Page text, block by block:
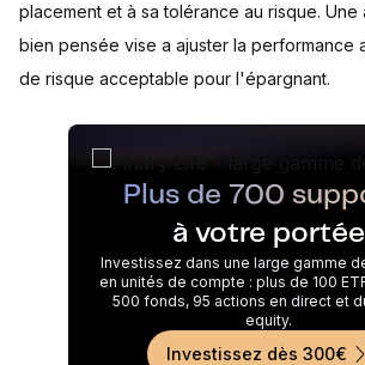
placement et à sa tolérance au risque.
bien pensée vise a ajuster la performance
de risque acceptable pour l'épargnant.
Plus de 700
à votre portée
Investissez dans une large gamme
en unités de compte : plus de 100
500 fonds, 95 actions en direct et
equity.
Investissez dès 300€